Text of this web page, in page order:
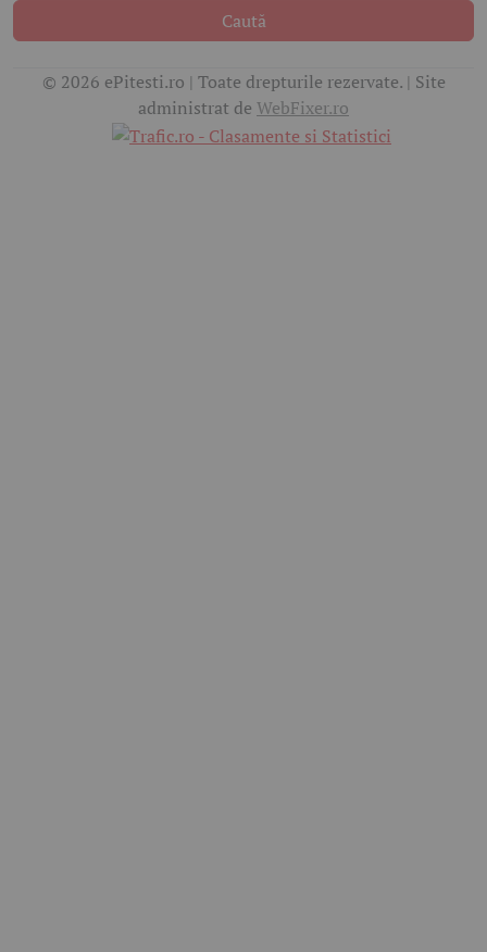
Caută
© 2026 ePitesti.ro | Toate drepturile rezervate. | Site
administrat de WebFixer.ro